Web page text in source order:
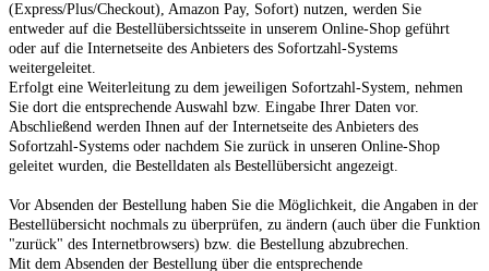
(Express/Plus/Checkout), Amazon Pay, Sofort) nutzen, werden Sie
entweder auf die Bestellübersichtsseite in unserem Online-Shop geführt
oder auf die Internetseite des Anbieters des Sofortzahl-Systems
weitergeleitet.
Erfolgt eine Weiterleitung zu dem jeweiligen Sofortzahl-System, nehmen
Sie dort die entsprechende Auswahl bzw. Eingabe Ihrer Daten vor.
Abschließend werden Ihnen auf der Internetseite des Anbieters des
Sofortzahl-Systems oder nachdem Sie zurück in unseren Online-Shop
geleitet wurden, die Bestelldaten als Bestellübersicht angezeigt.
Vor Absenden der Bestellung haben Sie die Möglichkeit, die Angaben in der
Bestellübersicht nochmals zu überprüfen, zu ändern (auch über die Funktion
"zurück" des Internetbrowsers) bzw. die Bestellung abzubrechen.
Mit dem Absenden der Bestellung über die entsprechende